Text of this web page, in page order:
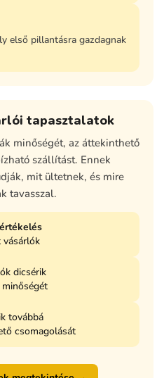
első pillantásra gazdagnak
tapasztalatok
minőségét, az áttekinthető
szállítást. Ennek
mit ültetnek, és mire
tavasszal.
vásárlók
dicsérik
továbbá
csomagolását